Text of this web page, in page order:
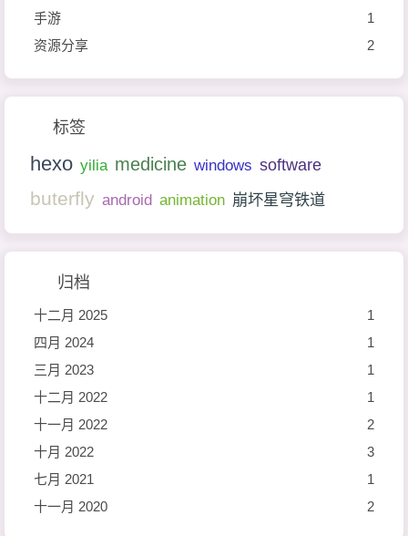
手游
1
资源分享
2
标签
hexo yilia medicine windows software
buterfly android animation 崩坏星穹铁道
归档
十二月 2025
1
四月 2024
1
三月 2023
1
十二月 2022
1
十一月 2022
2
十月 2022
3
七月 2021
1
十一月 2020
2